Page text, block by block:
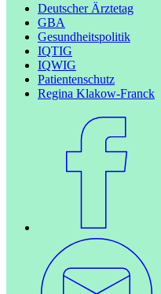
Deutscher Ärztetag
GBA
Gesundheitspolitik
IQTIG
IQWIG
Patientenschutz
Regina Klakow-Franck